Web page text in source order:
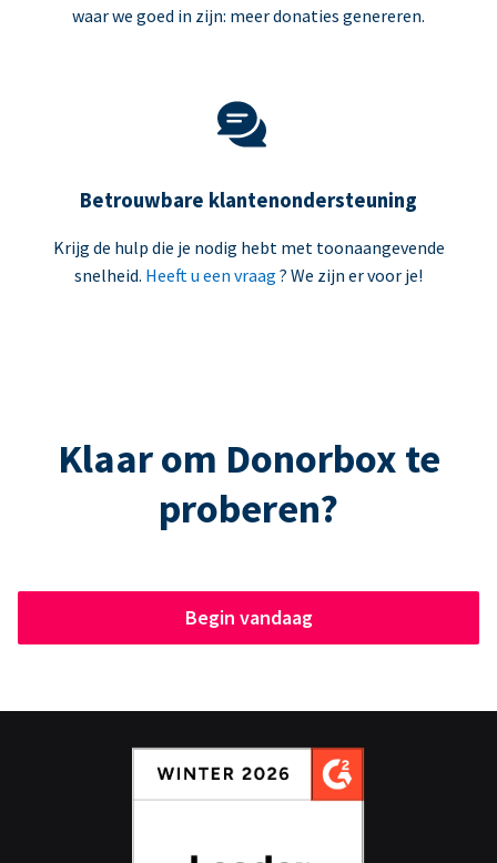
waar we goed in zijn: meer donaties genereren.
Betrouwbare klantenondersteuning
Krijg de hulp die je nodig hebt met toonaangevende
snelheid. Heeft u een vraag ? We zijn er voor je!
Klaar om Donorbox te
proberen?
Begin vandaag